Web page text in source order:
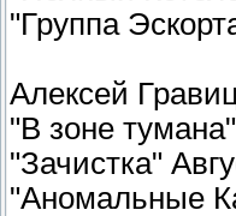
"Группа
Алексей
"В зоне
"Зачистка"
"Аномальные